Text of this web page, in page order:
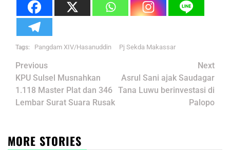
Tags: Pangdam XIV/Hasanuddin Pj Sekda Makassar
Post
navigation
Previous
KPU Sulsel Musnahkan
1.118 Master Plat dan 346
Lembar Surat Suara Rusak
Next
Asrul Sani ajak Saudagar
Tana Luwu berinvestasi di
Palopo
MORE STORIES